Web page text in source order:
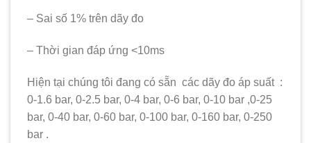
– Sai số 1% trên dãy đo
– Thời gian đáp ứng <10ms
Hiện tại chúng tôi đang có sẵn các dãy đo áp suất :
0-1.6 bar, 0-2.5 bar, 0-4 bar, 0-6 bar, 0-10 bar ,0-25
bar, 0-40 bar, 0-60 bar, 0-100 bar, 0-160 bar, 0-250
bar .